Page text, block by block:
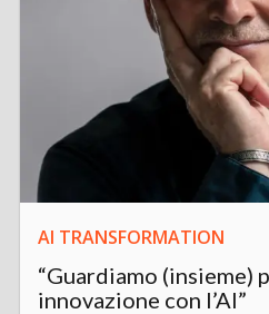
AI TRANSFORMATION
“Guardiamo (insieme)
innovazione con l’AI”